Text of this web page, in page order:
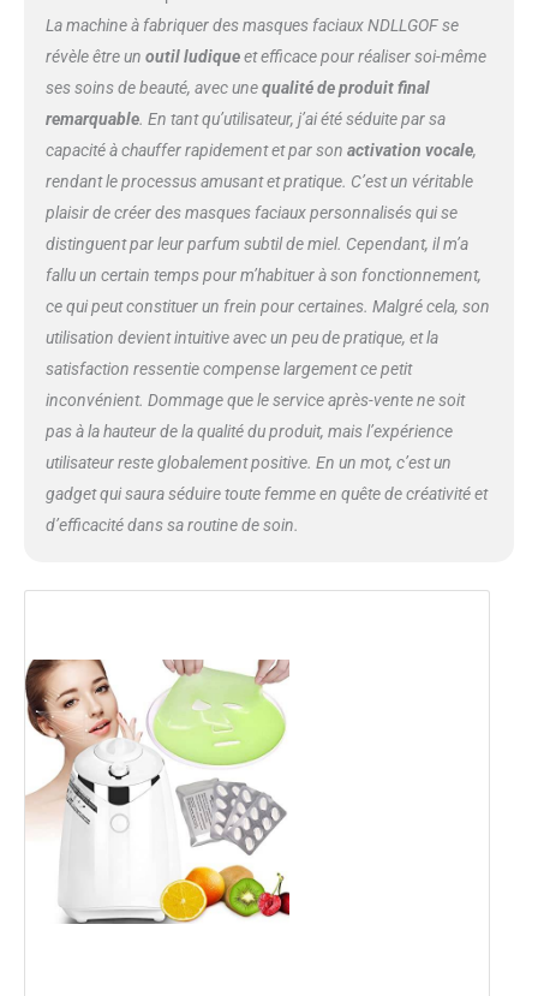
La machine à fabriquer des masques faciaux NDLLGOF se
révèle être un outil ludiqueet efficace pour réaliser soi-même
ses soins de beauté, avec unequalité de produit final
remarquable. En tant qu’utilisateur, j’ai été séduite par sa
capacité à chauffer rapidement et par son activation vocale,
rendant le processus amusant et pratique. C’est un véritable
plaisir de créer des masques faciaux personnalisés qui se
distinguent par leur parfum subtil de miel. Cependant, il m’a
fallu un certain temps pour m’habituer à son fonctionnement,
ce qui peut constituer un frein pour certaines. Malgré cela, son
utilisation devient intuitive avec un peu de pratique, et la
satisfaction ressentie compense largement ce petit
inconvénient. Dommage que le service après-vente ne soit
pas à la hauteur de la qualité du produit, mais l’expérience
utilisateur reste globalement positive. En un mot, c’est un
gadget qui saura séduire toute femme en quête de créativité et
d’efficacité dans sa routine de soin.